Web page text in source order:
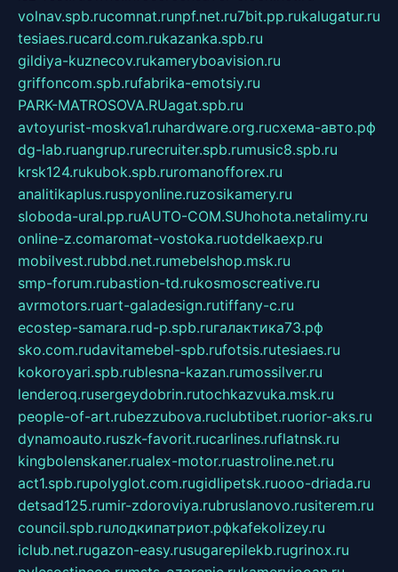
volnav.spb.rucomnat.runpf.net.ru7bit.pp.rukalugatur.ru
tesiaes.rucard.com.rukazanka.spb.ru
gildiya-kuznecov.rukameryboavision.ru
griffoncom.spb.rufabrika-emotsiy.ru
PARK-MATROSOVA.RUagat.spb.ru
avtoyurist-moskva1.ruhardware.org.ruсхема-авто.рф
dg-lab.ruangrup.rurecruiter.spb.rumusic8.spb.ru
krsk124.rukubok.spb.ruromanofforex.ru
analitikaplus.ruspyonline.ruzosikamery.ru
sloboda-ural.pp.ruAUTO-COM.SUhohota.netalimy.ru
online-z.comaromat-vostoka.ruotdelkaexp.ru
mobilvest.rubbd.net.rumebelshop.msk.ru
smp-forum.rubastion-td.rukosmoscreative.ru
avrmotors.ruart-galadesign.rutiffany-c.ru
ecostep-samara.rud-p.spb.ruгалактика73.рф
sko.com.rudavitamebel-spb.rufotsis.rutesiaes.ru
kokoroyari.spb.rublesna-kazan.rumossilver.ru
lenderoq.rusergeydobrin.rutochkazvuka.msk.ru
people-of-art.rubezzubova.ruclubtibet.ruorior-aks.ru
dynamoauto.ruszk-favorit.rucarlines.ruflatnsk.ru
kingbolenskaner.rualex-motor.ruastroline.net.ru
act1.spb.rupolyglot.com.rugidlipetsk.ruooo-driada.ru
detsad125.rumir-zdoroviya.rubruslanovo.rusiterem.ru
council.spb.ruлодкипатриот.рфkafekolizey.ru
iclub.net.rugazon-easy.rusugarepilekb.rugrinox.ru